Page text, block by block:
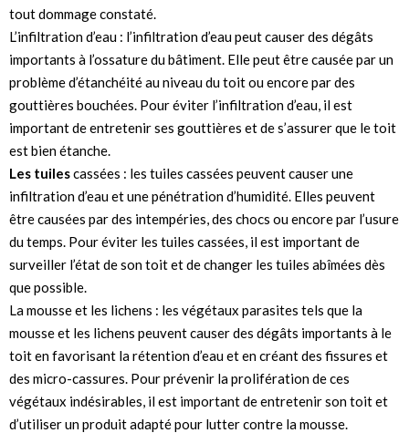
tout dommage constaté.
L’infiltration d’eau : l’infiltration d’eau peut causer des dégâts
importants à l’ossature du bâtiment. Elle peut être causée par un
problème d’étanchéité au niveau du toit ou encore par des
gouttières bouchées. Pour éviter l’infiltration d’eau, il est
important de entretenir ses gouttières et de s’assurer que le toit
est bien étanche.
Les tuilescassées : les tuiles cassées peuvent causer une
infiltration d’eau et une pénétration d’humidité. Elles peuvent
être causées par des intempéries, des chocs ou encore par l’usure
du temps. Pour éviter les tuiles cassées, il est important de
surveiller l’état de son toit et de changer les tuiles abîmées dès
que possible.
La mousse et les lichens : les végétaux parasites tels que la
mousse et les lichens peuvent causer des dégâts importants à le
toit en favorisant la rétention d’eau et en créant des fissures et
des micro-cassures. Pour prévenir la prolifération de ces
végétaux indésirables, il est important de entretenir son toit et
d’utiliser un produit adapté pour lutter contre la mousse.